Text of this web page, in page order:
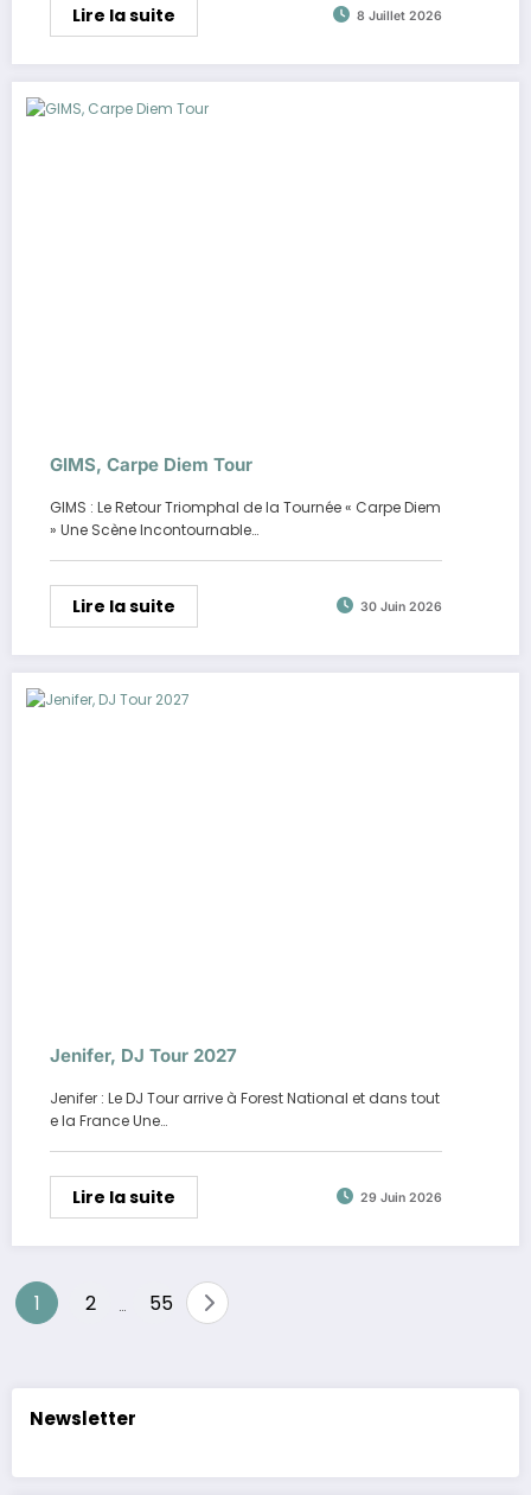
Lire la suite 8 Juillet 2026
GIMS, Carpe Diem Tour
GIMS : Le Retour Triomphal de la Tournée « Carpe Diem
» Une Scène Incontournable…
Lire la suite 30 Juin 2026
Jenifer, DJ Tour 2027
Jenifer : Le DJ Tour arrive à Forest National et dans tout
e la France Une…
Lire la suite 29 Juin 2026
Pagination
1 2 55
Newsletter